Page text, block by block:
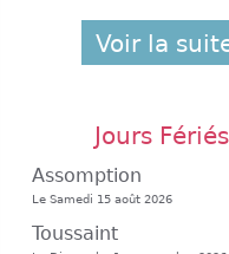
Voir la
Jours Fériés
Assomption
Le Samedi 15 août 2026
Toussaint